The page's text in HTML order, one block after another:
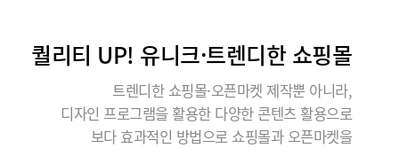
퀄리티 UP! 유니크·트렌디한 쇼핑몰
트렌디한 쇼핑몰·오픈마켓 제작뿐 아니라,
디자인 프로그램을 활용한 다양한 콘텐츠 활용으로
보다 효과적인 방법으로 쇼핑몰과 오픈마켓을